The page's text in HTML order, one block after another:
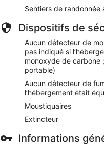
Sentiers de
Dispositifs de
Aucun détecteur de
pas indiqué si
monoxyde de carbone
portable)
Aucun détecteur de
l’hébergement était
Moustiquaires
Extincteur
Informations